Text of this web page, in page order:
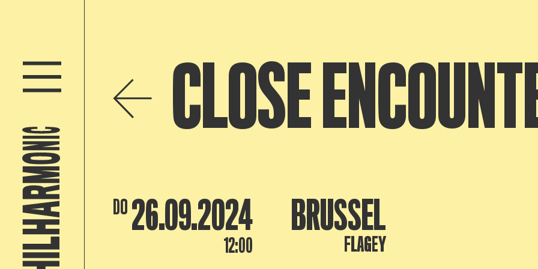
CLOSE
DO 26.09.2024
12:00
BRUSSEL
FLAGEY